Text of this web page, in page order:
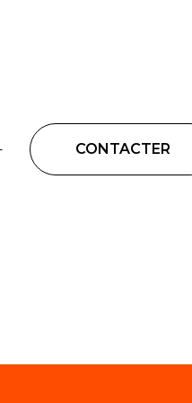
CONTACTER